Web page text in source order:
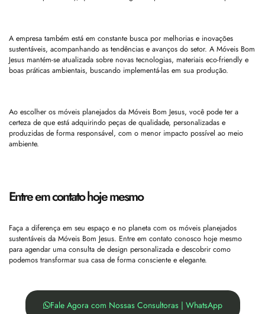
A empresa também está em constante busca por melhorias e inovações
sustentáveis, acompanhando as tendências e avanços do setor. A Móveis Bom
Jesus mantém-se atualizada sobre novas tecnologias, materiais eco-friendly e
boas práticas ambientais, buscando implementá-las em sua produção.
Ao escolher os móveis planejados da Móveis Bom Jesus, você pode ter a
certeza de que está adquirindo peças de qualidade, personalizadas e
produzidas de forma responsável, com o menor impacto possível ao meio
ambiente.
Entre em contato hoje mesmo
Faça a diferença em seu espaço e no planeta com os móveis planejados
sustentáveis da Móveis Bom Jesus. Entre em contato conosco hoje mesmo
para agendar uma consulta de design personalizada e descobrir como
podemos transformar sua casa de forma consciente e elegante.
Fale Agora com Nossas Consultoras | WhatsApp